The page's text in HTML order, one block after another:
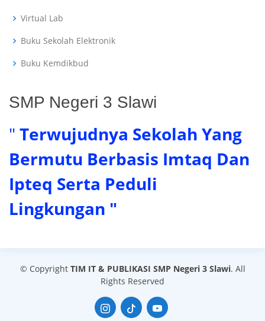
Virtual Lab
Buku Sekolah Elektronik
Buku Kemdikbud
SMP Negeri 3 Slawi
" Terwujudnya Sekolah Yang
Bermutu Berbasis Imtaq Dan
Ipteq Serta Peduli
Lingkungan "
© Copyright TIM IT & PUBLIKASI SMP Negeri 3 Slawi. All
Rights Reserved